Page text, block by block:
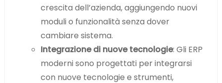
crescita dell’azienda, aggiungendo nuovi
moduli o funzionalità senza dover
cambiare sistema.
Integrazione di nuove tecnologie: Gli ERP
moderni sono progettati per integrarsi
con nuove tecnologie e strumenti,